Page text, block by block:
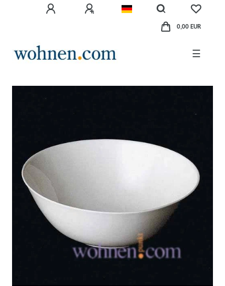
0,00 EUR
☰